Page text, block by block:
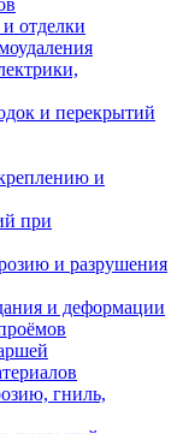
отделки
и перекрытий
и
при
и разрушения
и деформации
гниль,